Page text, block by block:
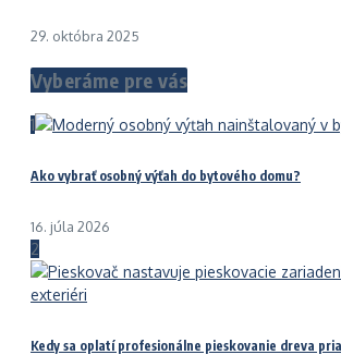
29. októbra 2025
Vyberáme pre vás
1
Ako vybrať osobný výťah do bytového domu?
16. júla 2026
2
Kedy sa oplatí profesionálne pieskovanie dreva